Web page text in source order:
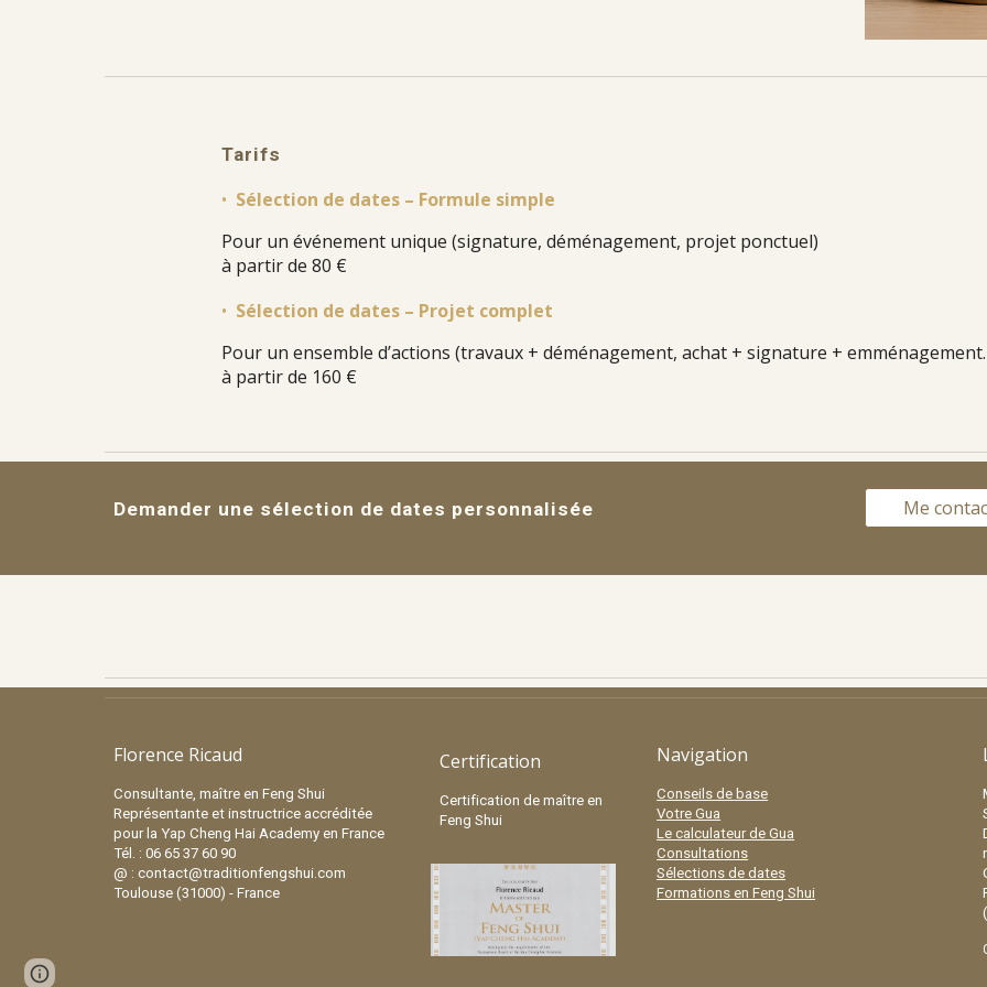
Tarifs
• Sélection de dates – Formule simple
Pour un événement unique (signature, déménagement, projet ponctuel)
à partir de 80 €
• Sélection de dates – Projet complet
Pour un ensemble d’actions (travaux + déménagement, achat + signature +
à partir de 160 €
Demander une sélection de dates personnalisée Me
Florence Ricaud
Consultante, maître en Feng Shui
Représentante et instructrice accréditée
pour la Yap Cheng Hai Academy en France
Tél. : 06 65 37 60 90
@ : contact@traditionfengshui.com
Toulouse (31000) - France
Certification
Certification de maître en
Feng Shui
Navigation
Conseils de base
Votre Gua
Le calculateur de Gua
Consultations
Sélections de dates
Formations en Feng Shui